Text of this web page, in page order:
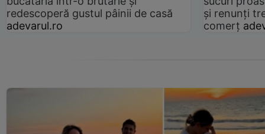
redescoperă gustul pâinii de casă
adevarul.ro
și renunți
comerț